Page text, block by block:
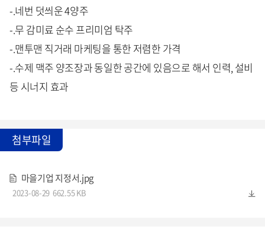
-.네번 덧씌운 4양주
-.무 감미료 순수 프리미엄 탁주
-.맨투맨 직거래 마케팅을 통한 저렴한 가격
-.수제 맥주 양조장과 동일한 공간에 있음으로 해서 인력, 설비
등 시너지 효과
첨부파일
마을기업 지정서.jpg
2023-08-29 662.55 KB